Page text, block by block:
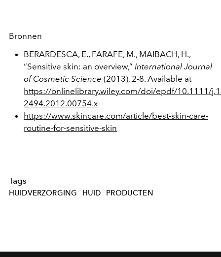
Bronnen
BERARDESCA, E., FARAFE, M., MAIBACH, H.,
“Sensitive skin: an overview,” International Journal
of Cosmetic Science (2013), 2-8. Available at
https://onlinelibrary.wiley.com/doi/epdf/10.1111/
2494.2012.00754.x
https://www.skincare.com/article/best-skin-care-
routine-for-sensitive-skin
Tags
HUIDVERZORGING HUID PRODUCTEN